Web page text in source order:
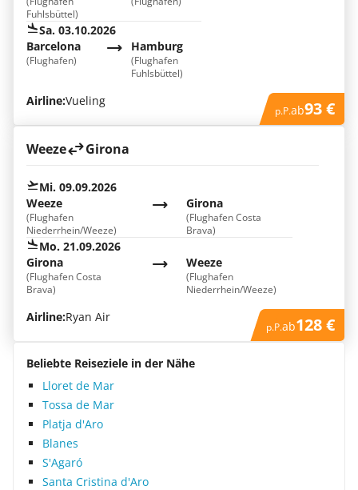
Fuhlsbüttel)
Sa. 03.10.2026
Hamburg
(Flughafen
Fuhlsbüttel)
Barcelona
(Flughafen)
Airline:Vueling
p.P.ab93 €
Weeze Girona
Mi. 09.09.2026
Weeze
(Flughafen
Niederrhein/Weeze)
Girona
(Flughafen Costa
Brava)
Mo. 21.09.2026
Weeze
(Flughafen
Niederrhein/Weeze)
Girona
(Flughafen Costa
Brava)
Airline:Ryan Air
p.P.ab128 €
Beliebte Reiseziele in der Nähe
Lloret de Mar
Tossa de Mar
Platja d'Aro
Blanes
S'Agaró
Santa Cristina d'Aro